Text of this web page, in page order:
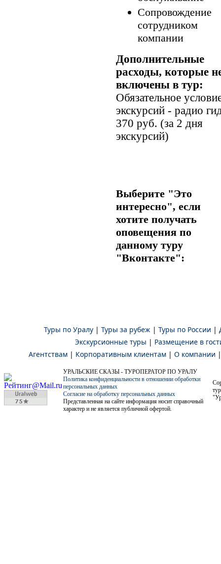
Сопровождение
сотрудником
компании
Дополнительные
расходы, которые
включены в тур:
Обязательное
экскурсий - радио
370 руб. (за 2 дня
экскурсий)
Выберите "Это
интересно", если
хотите получать
оповещения по
данному туру
"Вконтакте":
Туры по Уралу | Туры за рубеж | Туры по России |
Экскурсионные туры | Размещение в
Агентствам| Корпоративным клиентам| О компании
УРАЛЬСКИЕ СКАЗЫ - ТУРОПЕРАТОР ПО УРАЛУ
Политика конфиденциальности в отношении обработки
персональных данных
Согласие на обработку персональных данных
Представленная на сайте информация носит справочный
характер и не является публичной офертой.